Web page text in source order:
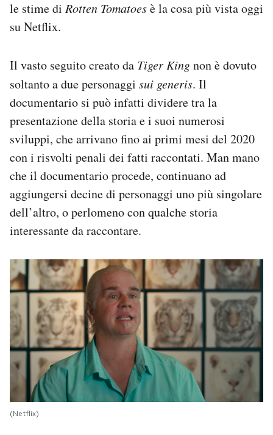
le stime di Rotten Tomatoesè la cosa più vista oggi
su Netflix.
Il vasto seguito creato da Tiger Kingnon è dovuto
soltanto a due personaggi sui generis. Il
documentario si può infatti dividere tra la
presentazione della storia e i suoi numerosi
sviluppi, che arrivano fino ai primi mesi del 2020
con i risvolti penali dei fatti raccontati. Man mano
che il documentario procede, continuano ad
aggiungersi decine di personaggi uno più singolare
dell’altro, o perlomeno con qualche storia
interessante da raccontare.
(Netflix)